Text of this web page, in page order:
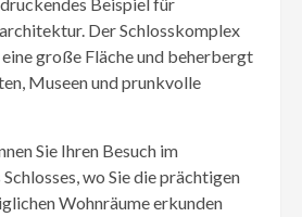
Beispiel für
Der Schlosskomplex
große Fläche und beherbergt
Museen und prunkvolle
Sie Ihren Besuch im
wo Sie die prächtigen
Wohnräume erkunden